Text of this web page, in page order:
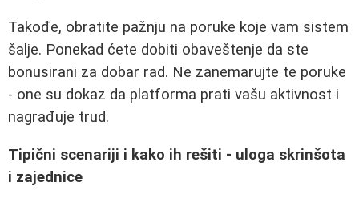
Takođe, obratite pažnju na poruke koje vam sistem
šalje. Ponekad ćete dobiti obaveštenje da ste
bonusirani za dobar rad. Ne zanemarujte te poruke
- one su dokaz da platforma prati vašu aktivnost i
nagrađuje trud.
Tipični scenariji i kako ih rešiti - uloga skrinšota
i zajednice